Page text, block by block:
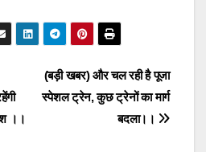
(बड़ी खबर) और चल रही है पूजा
स्पेशल ट्रेन, कुछ ट्रेनों का मार्ग
बदला।।
।।